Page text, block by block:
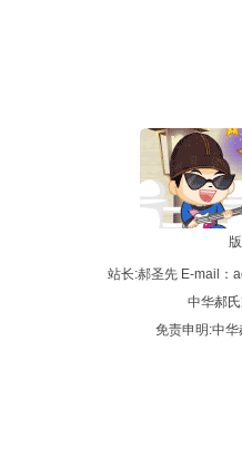
站长:郝圣先 E-mail：
中华郝
免责申明:中